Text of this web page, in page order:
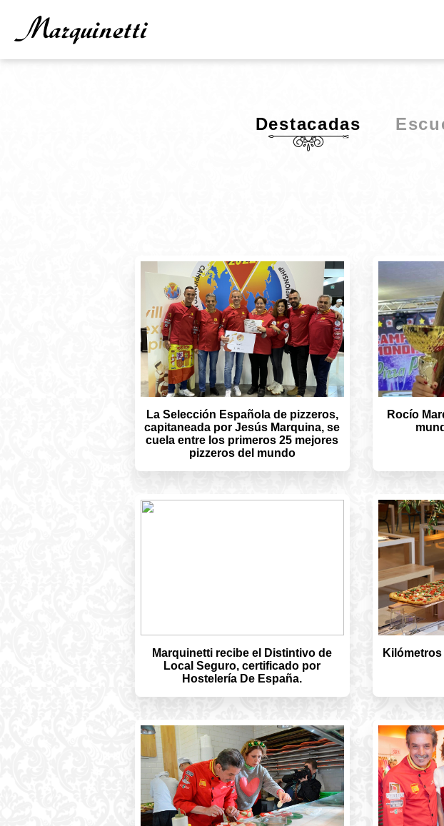
Destacadas
La Selección Española de pizzeros,
capitaneada por Jesús Marquina, se
cuela entre los primeros 25 mejores
pizzeros del mundo
Rocío
Marquinetti recibe el Distintivo de
Local Seguro, certificado por
Hostelería De España.